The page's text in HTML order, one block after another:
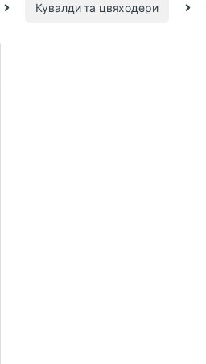
Кувалди та цвяходери